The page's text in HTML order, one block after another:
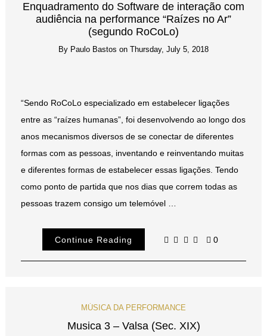
Enquadramento do Software de interação com
audiência na performance “Raízes no Ar”
(segundo RoCoLo)
By Paulo Bastos on Thursday, July 5, 2018
“Sendo RoCoLo especializado em estabelecer ligações
entre as “raízes humanas”, foi desenvolvendo ao longo dos
anos mecanismos diversos de se conectar de diferentes
formas com as pessoas, inventando e reinventando muitas
e diferentes formas de estabelecer essas ligações. Tendo
como ponto de partida que nos dias que correm todas as
pessoas trazem consigo um telemóvel …
Continue Reading 0
MÚSICA DA PERFORMANCE
Musica 3 – Valsa (Sec. XIX)